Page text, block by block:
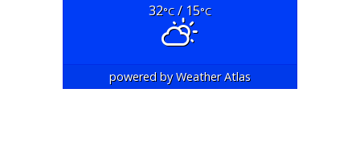
32°C/ 15°C
powered byWeather Atlas